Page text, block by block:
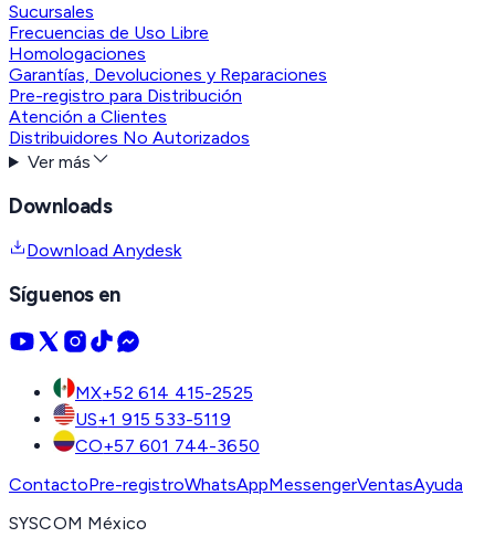
Sucursales
Frecuencias de Uso Libre
Homologaciones
Garantías, Devoluciones y Reparaciones
Pre-registro para Distribución
Atención a Clientes
Distribuidores No Autorizados
Ver más
Downloads
Download Anydesk
Síguenos en
MX+52 614 415-2525
US+1 915 533-5119
CO+57 601 744-3650
ContactoPre-registroWhatsAppMessengerVentasAyuda
SYSCOM México